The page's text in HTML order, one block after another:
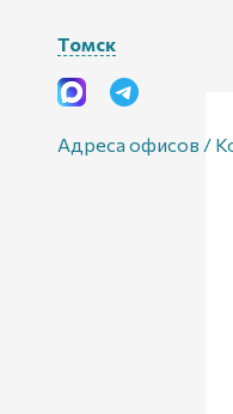
Томск
Адреса офисов /